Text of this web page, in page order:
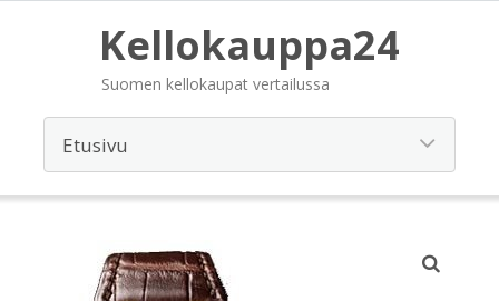
Kellokauppa24
Suomen kellokaupat vertailussa